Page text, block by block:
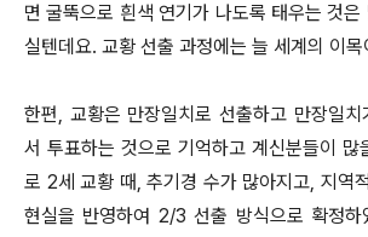
면 굴뚝으로 흰색 연기가 나도록 태우는 것은
실텐데요. 교황 선출 과정에는 늘 세계의 이
한편, 교황은 만장일치로 선출하고 만장일
서 투표하는 것으로 기억하고 계신분들이 많
로 2세 교황 때, 추기경 수가 많아지고, 지역
현실을 반영하여 2/3 선출 방식으로 확정하